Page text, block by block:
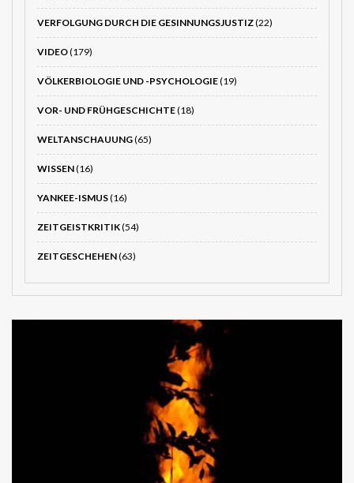
VERFOLGUNG DURCH DIE GESINNUNGSJUSTIZ(22)
VIDEO(179)
VÖLKERBIOLOGIE UND -PSYCHOLOGIE(19)
VOR- UND FRÜHGESCHICHTE(18)
WELTANSCHAUUNG(65)
WISSEN(16)
YANKEE-ISMUS(16)
ZEITGEISTKRITIK(54)
ZEITGESCHEHEN(63)